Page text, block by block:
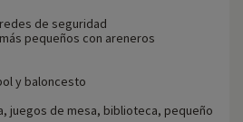
de seguridad
pequeños con areneros
y baloncesto
juegos de mesa, biblioteca, pequeño